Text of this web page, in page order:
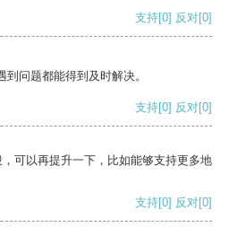
支持[0] 反对[0]
问题都能得到及时解决。
支持[0] 反对[0]
可以再提升一下，比如能够支持更多地
支持[0] 反对[0]